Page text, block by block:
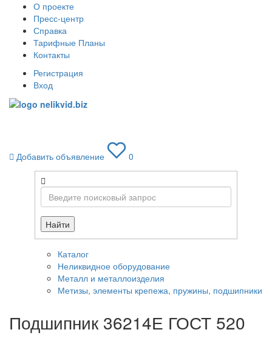
О проекте
Пресс-центр
Справка
Тарифные Планы
Контакты
Регистрация
Вход
Добавить объявление
0
Найти
Каталог
Неликвидное оборудование
Металл и металлоизделия
Метизы, элементы крепежа, пружины, подшипники
Подшипник 36214Е ГОСТ 520